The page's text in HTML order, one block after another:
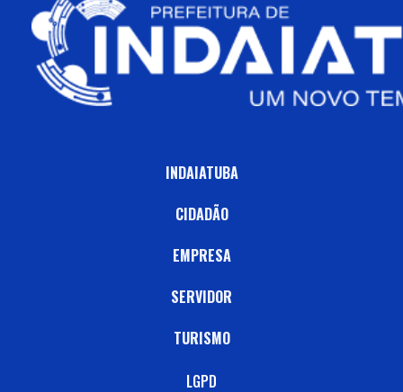
INDAIATUBA
CIDADÃO
EMPRESA
SERVIDOR
TURISMO
LGPD